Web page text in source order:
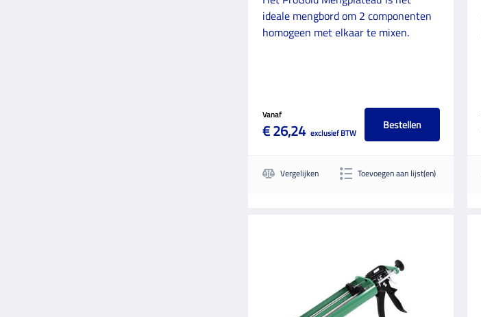
ideale mengbord om 2 componenten
homogeen met elkaar te mixen.
Vanaf
€ 26,24 exclusief BTW
Bestellen
Vergelijken Toevoegen aan lijst(en)